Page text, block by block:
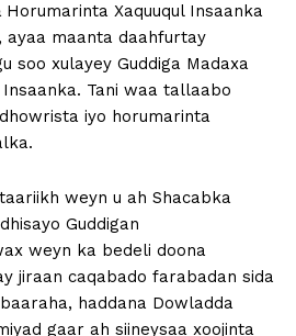
Xaquuqul Insaanka
ayaa maanta daahfurtay
soo xulayey Guddiga Madaxa
Insaanka. Tani waa tallaabo
iyo horumarinta
weyn u ah Shacabka
Guddigan
weyn ka bedeli doona
jiraan caqabado farabadan sida
haddana Dowladda
gaar ah siineysaa xoojinta